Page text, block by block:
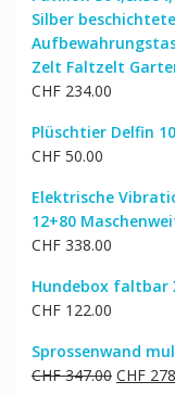
Silber
Zelt Faltzelt
CHF234.00
Plüschtier Delfin
CHF50.00
Elektrische
12+80
CHF338.00
Hundebox faltbar
CHF122.00
Sprossenwand
CHF347.00 CHF